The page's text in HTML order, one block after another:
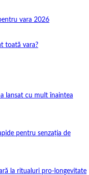
vara 2026
toată vara?
lansat cu mult înaintea
pentru senzația de
la ritualuri pro‑longevitate